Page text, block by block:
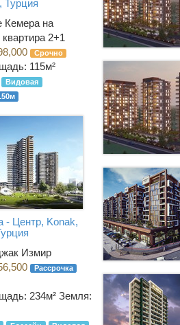
Турция
Кемера на
2+1
Срочно
115м²
Видовая
- Центр, Konak,
Измир
Рассрочка
234м² Земля: